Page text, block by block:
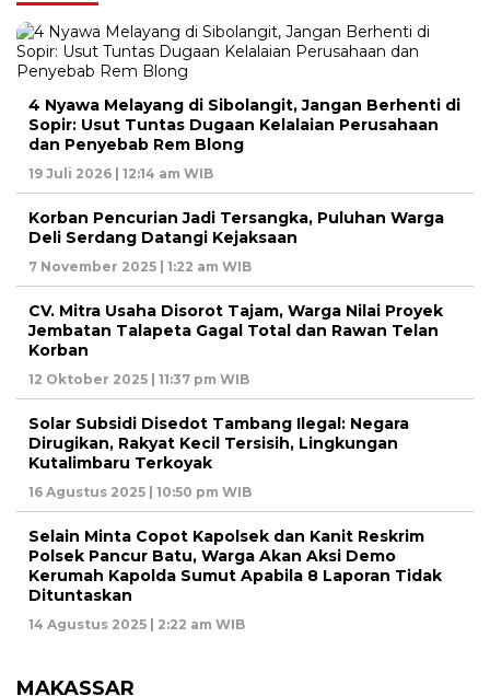
4 Nyawa Melayang di Sibolangit, Jangan Berhenti di
Sopir: Usut Tuntas Dugaan Kelalaian Perusahaan
dan Penyebab Rem Blong
19 Juli 2026 | 12:14 am WIB
Korban Pencurian Jadi Tersangka, Puluhan Warga
Deli Serdang Datangi Kejaksaan
7 November 2025 | 1:22 am WIB
CV. Mitra Usaha Disorot Tajam, Warga Nilai Proyek
Jembatan Talapeta Gagal Total dan Rawan Telan
Korban
12 Oktober 2025 | 11:37 pm WIB
Solar Subsidi Disedot Tambang Ilegal: Negara
Dirugikan, Rakyat Kecil Tersisih, Lingkungan
Kutalimbaru Terkoyak
16 Agustus 2025 | 10:50 pm WIB
Selain Minta Copot Kapolsek dan Kanit Reskrim
Polsek Pancur Batu, Warga Akan Aksi Demo
Kerumah Kapolda Sumut Apabila 8 Laporan Tidak
Dituntaskan
14 Agustus 2025 | 2:22 am WIB
MAKASSAR